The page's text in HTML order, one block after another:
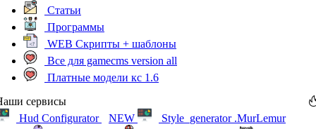
Статьи
Программы
WEB Скрипты + шаблоны
Все для gamecms version all
Платные модели кс 1.6
сервисы
Hud Configurator
NEW
Style_generator .MurLemur